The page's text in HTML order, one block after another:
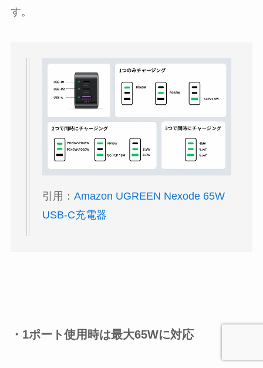
す。
引用： Amazon UGREEN Nexode 65W
USB-C充電器
・1ポート使用時は最大65Wに対応